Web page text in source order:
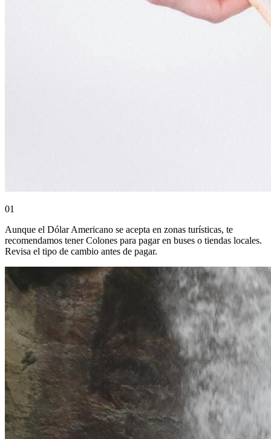
01
Aunque el Dólar Americano se acepta en zonas turísticas, te
recomendamos tener Colones para pagar en buses o tiendas locales.
Revisa el tipo de cambio antes de pagar.